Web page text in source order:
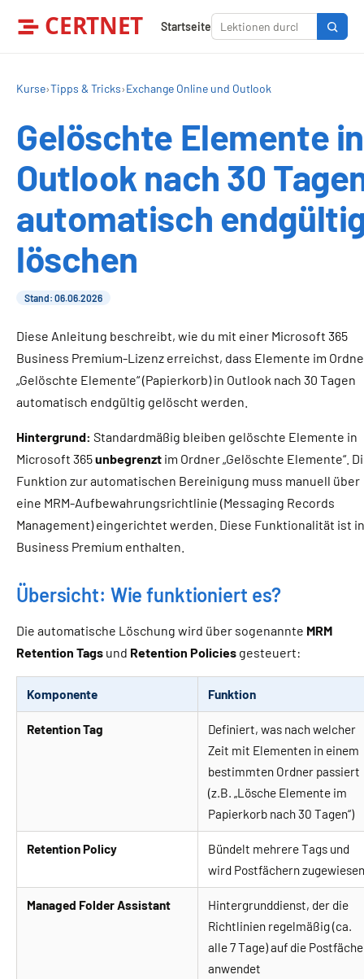
CERTNET Startseite
Kurse›Tipps & Tricks›Exchange Online und Outlook
Gelöschte Elemente in
Outlook nach 30
automatisch
löschen
Stand: 06.06.2026
Diese Anleitung beschreibt, wie du mit einer Microsoft 365
Business Premium-Lizenz erreichst, dass Elemente im
„Gelöschte Elemente“ (Papierkorb) in Outlook nach 30 Tagen
automatisch endgültig gelöscht werden.
Hintergrund: Standardmäßig bleiben gelöschte Elemente in
Microsoft 365unbegrenzt im Ordner „Gelöschte Elemente“.
Funktion zur automatischen Bereinigung muss manuell über
eine MRM-Aufbewahrungsrichtlinie (Messaging Records
Management) eingerichtet werden. Diese Funktionalität ist in
Business Premium enthalten.
Übersicht: Wie funktioniert es?
Die automatische Löschung wird über sogenannte MRM
Retention Tags und Retention Policies gesteuert:
Komponente Funktion
Retention Tag
Definiert, was nach welcher
Zeit mit Elementen in einem
bestimmten Ordner passiert
(z.B. „Lösche Elemente im
Papierkorb nach 30 Tagen“)
Retention Policy
Bündelt mehrere Tags und
wird Postfächern zugewiesen
Managed Folder Assistant
Hintergrunddienst, der die
Richtlinien regelmäßig (ca.
alle 7 Tage) auf die
anwendet